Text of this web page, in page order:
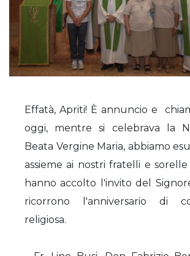
Effatà, Apriti! È annuncio e
oggi, mentre si celebrava la
Beata Vergine Maria, abbiamo
assieme ai nostri fratelli e
hanno accolto l'invito del
ricorrono l'anniversario di
religiosa.